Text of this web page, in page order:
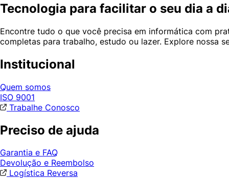
Tecnologia para facilitar o seu dia a
Encontre tudo o que você precisa em informática com
completas para trabalho, estudo ou lazer. Explore nossa
Institucional
Quem somos
ISO 9001
Trabalhe Conosco
Preciso de ajuda
Garantia e FAQ
Devolução e Reembolso
Logística Reversa